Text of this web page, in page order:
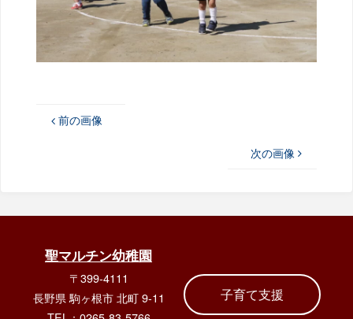
前の画像
次の画像
聖マルチン幼稚園
〒399-4111
長野県 駒ヶ根市 北町 9-11
子育て支援